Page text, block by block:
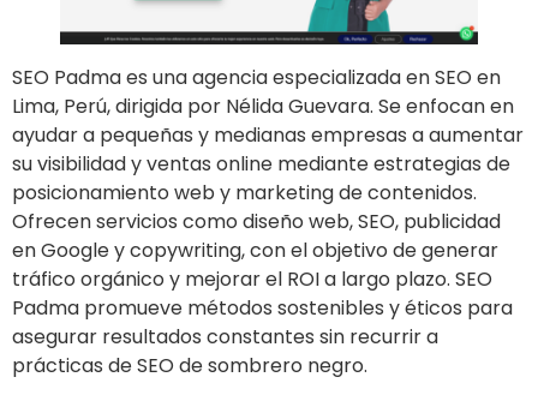
SEO Padma es una agencia especializada en SEO en
Lima, Perú, dirigida por Nélida Guevara. Se enfocan en
ayudar a pequeñas y medianas empresas a aumentar
su visibilidad y ventas online mediante estrategias de
posicionamiento web y marketing de contenidos.
Ofrecen servicios como diseño web, SEO, publicidad
en Google y copywriting, con el objetivo de generar
tráfico orgánico y mejorar el ROI a largo plazo. SEO
Padma promueve métodos sostenibles y éticos para
asegurar resultados constantes sin recurrir a
prácticas de SEO de sombrero negro.